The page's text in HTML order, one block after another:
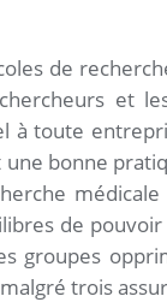
de
et
à toute
bonne
de
groupes
trois